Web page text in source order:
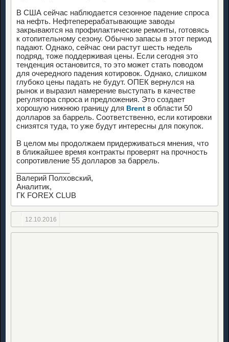
В США сейчас наблюдается сезонное падение спроса
на нефть. Нефтеперерабатывающие заводы
закрываются на профилактические ремонты, готовясь
к отопительному сезону. Обычно запасы в этот период
падают. Однако, сейчас они растут шесть недель
подряд, тоже поддерживая цены. Если сегодня это
тенденция остановится, то это может стать поводом
для очередного падения котировок. Однако, слишком
глубоко цены падать не будут. ОПЕК вернулся на
рынок и выразил намерение выступать в качестве
регулятора спроса и предложения. Это создает
хорошую нижнюю границу для Brent в области 50
долларов за баррель. Соответственно, если котировки
снизятся туда, то уже будут интересны для покупок.
В целом мы продолжаем придерживаться мнения, что
в ближайшее время контракты проверят на прочность
сопротивление 55 долларов за баррель.
Валерий Полховский,
Аналитик,
ГК FOREX CLUB
12.10.2016